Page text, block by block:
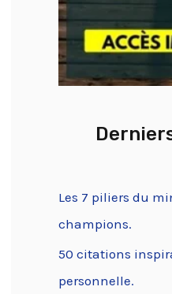
Les 7 piliers du
champions.
50 citations
personnelle.